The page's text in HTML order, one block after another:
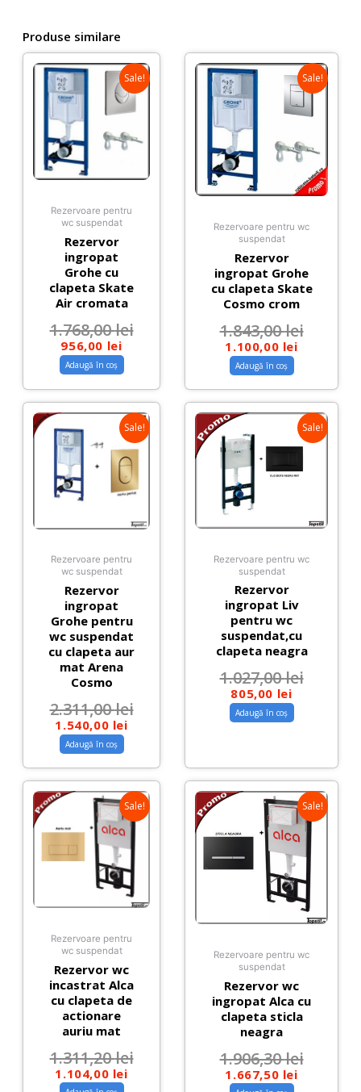
Produse similare
Sale!
Rezervoare pentru
wc suspendat
Rezervor
ingropat
Grohe cu
clapeta Skate
Air cromata
1.768,00lei
956,00 lei
Adaugă în coș
Sale!
Rezervoare pentru wc
suspendat
Rezervor
ingropat Grohe
cu clapeta Skate
Cosmo crom
1.843,00lei
1.100,00 lei
Adaugă în coș
Sale!
Rezervoare pentru
wc suspendat
Rezervor
ingropat
Grohe pentru
wc suspendat
cu clapeta aur
mat Arena
Cosmo
2.311,00lei
1.540,00 lei
Adaugă în coș
Sale!
Rezervoare pentru wc
suspendat
Rezervor
ingropat Liv
pentru wc
suspendat,cu
clapeta neagra
1.027,00lei
805,00 lei
Adaugă în coș
Sale!
Rezervoare pentru
wc suspendat
Rezervor wc
incastrat Alca
cu clapeta de
actionare
auriu mat
1.311,20lei
1.104,00 lei
Sale!
Rezervoare pentru wc
suspendat
Rezervor wc
ingropat Alca cu
clapeta sticla
neagra
1.906,30lei
1.667,50 lei